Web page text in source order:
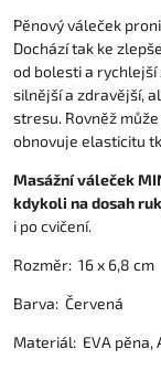
Pěnový váleček
Dochází tak ke z
od bolesti a rychlejší
silnější a zdravější,
stresu. Rovněž
obnovuje elasticitu
Masážní váleček
kdykoli na dosah
i po cvičení.
Rozměr: 16 x 6,8 cm
Barva: Červená
Materiál: EVA pěna,